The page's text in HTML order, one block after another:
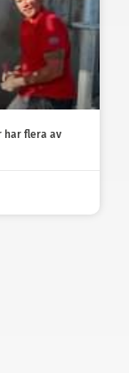
har flera av